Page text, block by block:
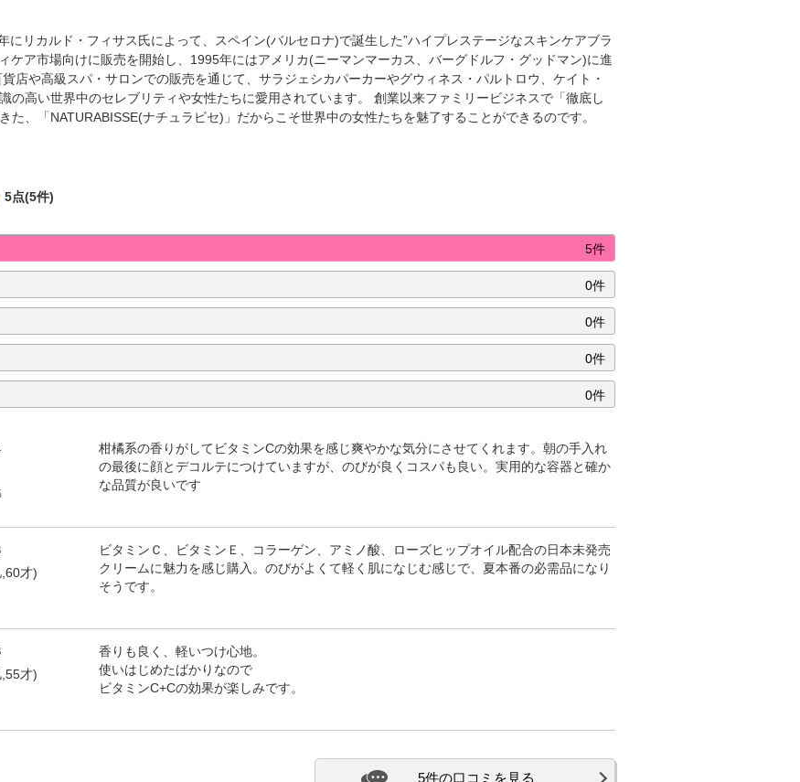
にリカルド・フィサス氏によって、スペイン(バルセロナ)で誕生した”ハイプレステージなスキンケアブラ
ケア市場向けに販売を開始し、1995年にはアメリカ(ニーマンマーカス、バーグドルフ・グッドマン)に進
店や高級スパ・サロンでの販売を通じて、サラジェシカパーカーやグウィネス・パルトロウ、ケイト・
の高い世界中のセレブリティや女性たちに愛用されています。 創業以来ファミリービジネスで「徹底し
た、「NATURABISSE(ナチュラビセ)」だからこそ世界中の女性たちを魅了することができるのです。
5点(5件)
5件
0件
0件
0件
0件
柑橘系の香りがしてビタミンCの効果を感じ爽やかな気分にさせてくれます。朝の手入れ
の最後に顔とデコルテにつけていますが、のびが良くコスパも良い。実用的な容器と確か
な品質が良いです
才)
ビタミンＣ、ビタミンＥ、コラーゲン、アミノ酸、ローズヒップオイル配合の日本未発売
クリームに魅力を感じ購入。のびがよくて軽く肌になじむ感じで、夏本番の必需品になり
そうです。
才)
香りも良く、軽いつけ心地。
使いはじめたばかりなので
ビタミンC+Cの効果が楽しみです。
5件の口コミを見る